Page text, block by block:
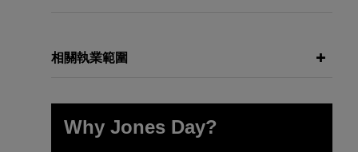
相關執業範圍
Why Jones Day?